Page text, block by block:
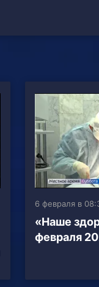
6 февраля в
«Наше
февраля